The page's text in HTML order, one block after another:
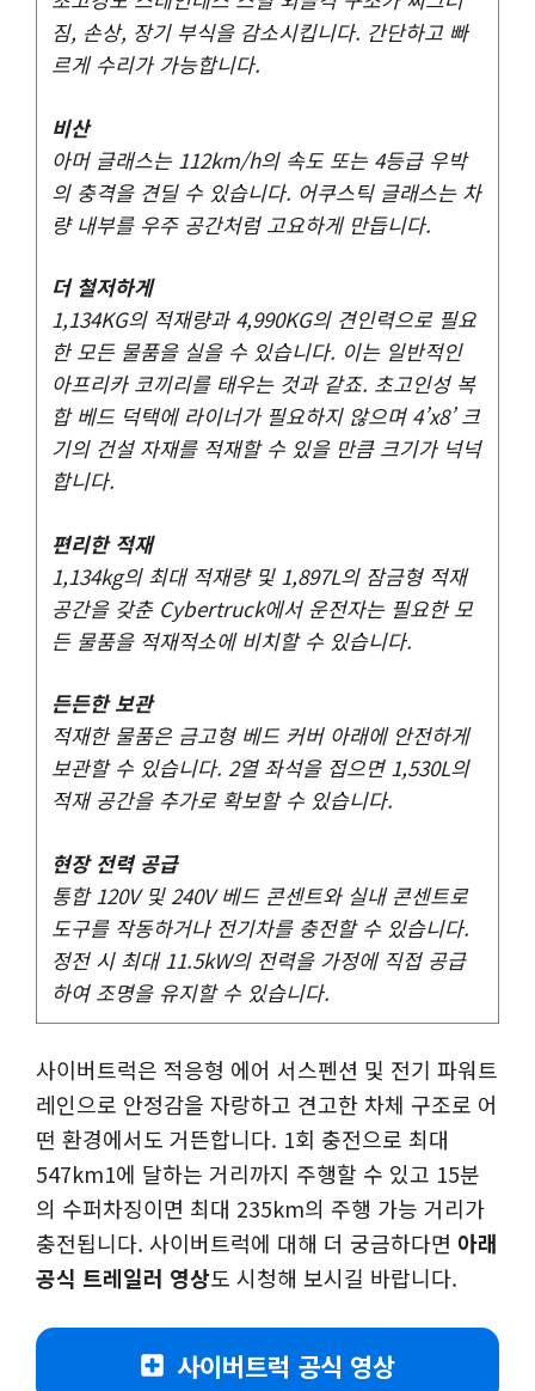
짐, 손상, 장기 부식을 감소시킵니다. 간단하고 빠
르게 수리가 가능합니다.
비산
아머 글래스는 112km/h의 속도 또는 4등급 우박
의 충격을 견딜 수 있습니다. 어쿠스틱 글래스는 차
량 내부를 우주 공간처럼 고요하게 만듭니다.
더 철저하게
1,134KG의 적재량과 4,990KG의 견인력으로 필요
한 모든 물품을 실을 수 있습니다. 이는 일반적인
아프리카 코끼리를 태우는 것과 같죠. 초고인성 복
합 베드 덕택에 라이너가 필요하지 않으며 4’x8’ 크
기의 건설 자재를 적재할 수 있을 만큼 크기가 넉넉
합니다.
편리한 적재
1,134kg의 최대 적재량 및 1,897L의 잠금형 적재
공간을 갖춘 Cybertruck에서 운전자는 필요한 모
든 물품을 적재적소에 비치할 수 있습니다.
든든한 보관
적재한 물품은 금고형 베드 커버 아래에 안전하게
보관할 수 있습니다. 2열 좌석을 접으면 1,530L의
적재 공간을 추가로 확보할 수 있습니다.
현장 전력 공급
통합 120V 및 240V 베드 콘센트와 실내 콘센트로
도구를 작동하거나 전기차를 충전할 수 있습니다.
정전 시 최대 11.5kW의 전력을 가정에 직접 공급
하여 조명을 유지할 수 있습니다.
사이버트럭은 적응형 에어 서스펜션 및 전기 파워트
레인으로 안정감을 자랑하고 견고한 차체 구조로 어
떤 환경에서도 거뜬합니다. 1회 충전으로 최대
547km1에 달하는 거리까지 주행할 수 있고 15분
의 수퍼차징이면 최대 235km의 주행 가능 거리가
충전됩니다. 사이버트럭에 대해 더 궁금하다면 아래
공식 트레일러 영상도 시청해 보시길 바랍니다.
사이버트럭 공식 영상